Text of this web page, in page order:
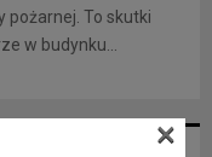
pożarnej. To skutki
w budynku...
×